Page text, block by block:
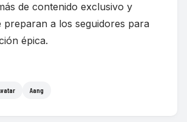
de contenido exclusivo y
preparan a los seguidores para
épica.
Aang